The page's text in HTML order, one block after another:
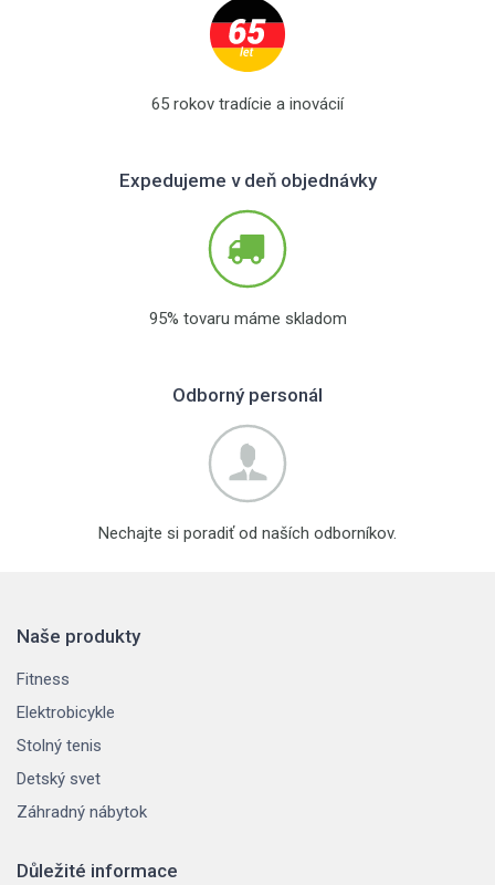
65 rokov tradície a inovácií
Expedujeme v deň objednávky
95% tovaru máme skladom
Odborný personál
Nechajte si poradiť od naších odborníkov.
Naše produkty
Fitness
Elektrobicykle
Stolný tenis
Detský svet
Záhradný nábytok
Důležité informace